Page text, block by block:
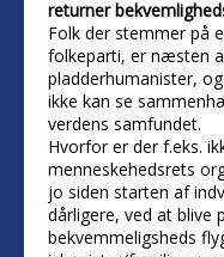
returner
Folk der stemmer på
folkeparti, er næsten
pladderhumanister,
ikke kan se
verdens samfundet.
Hvorfor er der f.eks.
menneskehedsrets
jo siden starten af
dårligere, ved at blive
bekvemmeligsheds